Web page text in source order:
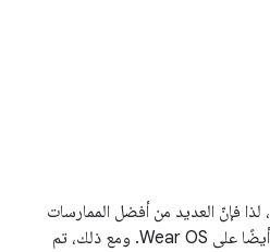
تستند Wear OS إلى Android، لذا فإنّ العديد من أفضل الممارسات
المتعلّقة بنظام Android تنطبق أيضًا على Wear OS. ومع ذلك، تم